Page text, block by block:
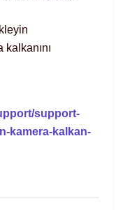
kalkanını
support-
kamera-kalkan-